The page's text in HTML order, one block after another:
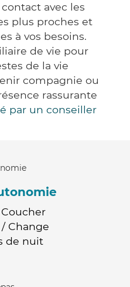
avec les
plus proches et
à vos besoins.
de vie pour
de la vie
compagnie ou
rassurante
par un conseiller
Change
de nuit